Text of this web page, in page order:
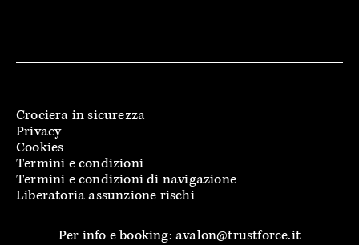
Crociera in sicurezza
Privacy
Cookies
Termini e condizioni
Termini e condizioni di navigazione
Liberatoria assunzione rischi
Per info e booking: avalon@trustforce.it